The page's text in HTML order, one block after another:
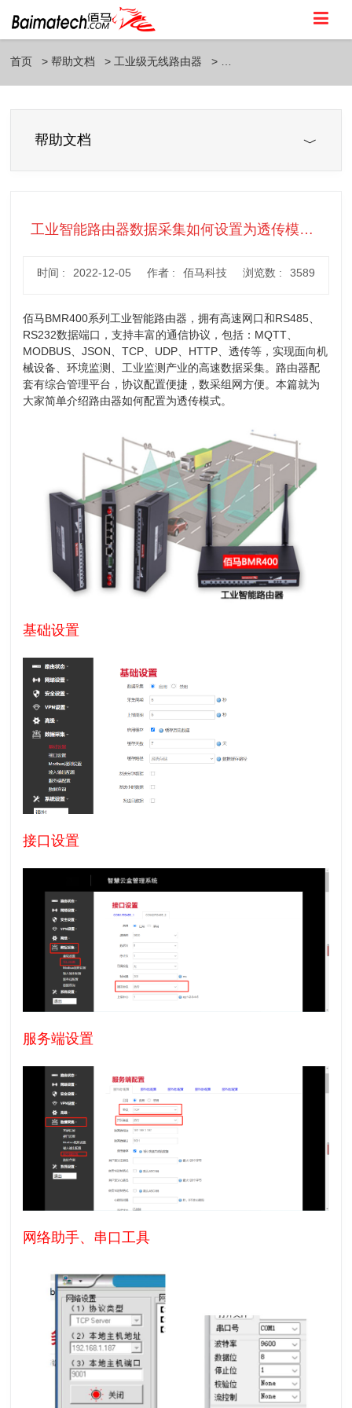
首页 帮助文档 工业级无线路由器
帮助文档
工业智能路由器数据采集如何设置为透传模式？
时间 : 2022-12-05 作者 : 佰马科技 浏览数 : 3589
佰马BMR400系列工业智能路由器，拥有高速网口和RS485、
RS232数据端口，支持丰富的通信协议，包括：MQTT、
MODBUS、JSON、TCP、UDP、HTTP、透传等，实现面向机
械设备、环境监测、工业监测产业的高速数据采集。路由器配
套有综合管理平台，协议配置便捷，数采组网方便。本篇就为
大家简单介绍路由器如何配置为透传模式。
基础设置
接口设置
服务端设置
网络助手、串口工具